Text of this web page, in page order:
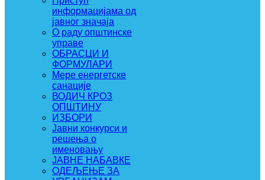
информацијама од
јавног значаја
О раду општинске
управе
ОБРАСЦИ И
ФОРМУЛАРИ
Мере енергетске
санације
ВОДИЧ КРОЗ
ОПШТИНУ
ИЗБОРИ
Јавни конкурси и
решења о
именовању
ЈАВНЕ НАБАВКЕ
ОДЕЉЕЊЕ ЗА